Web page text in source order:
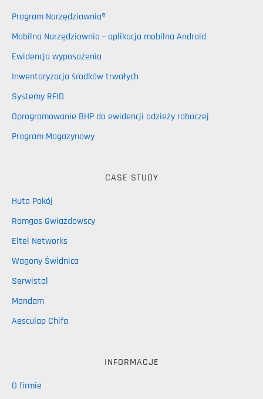
Program Narzędziownia®
Mobilna Narzędziownia – aplikacja mobilna Android
Ewidencja wyposażenia
Inwentaryzacja środków trwałych
Systemy RFID
Oprogramowanie BHP do ewidencji odzieży roboczej
Program Magazynowy
CASE STUDY
Huta Pokój
Romgos Gwiazdowscy
Eltel Networks
Wagony Świdnica
Serwistal
Mandam
Aesculap Chifa
INFORMACJE
O firmie